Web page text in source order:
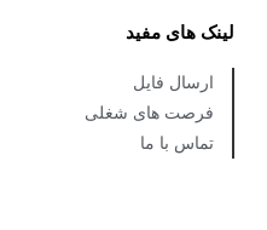
لینک های مفید
ارسال فایل
فرصت های شغلی
تماس با ما